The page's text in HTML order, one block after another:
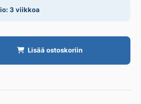
3 viikkoa
Lisää ostoskoriin